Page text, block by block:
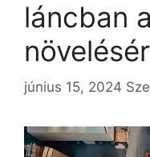
láncban
június 15, 2024